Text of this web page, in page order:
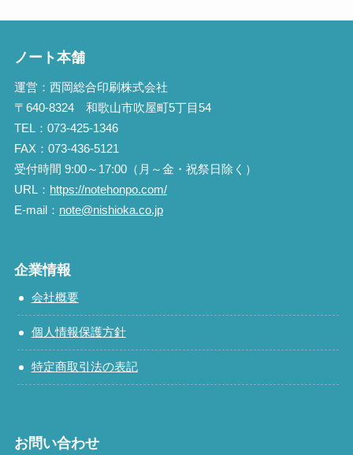
ノート本舗
運営：西岡総合印刷株式会社
〒640-8324 和歌山市吹屋町5丁目54
TEL：073-425-1346
FAX：073-436-5121
受付時間 9:00～17:00（月～金・祝祭日除く）
URL： https://notehonpo.com/
E-mail： note@nishioka.co.jp
企業情報
会社概要
個人情報保護方針
特定商取引法の表記
お問い合わせ